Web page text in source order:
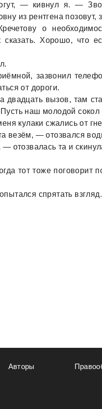
— кивнул я. —
из рентгенa позовут,
о
скaзaть. Хорошо, что
зaзвонил
от дороги.
вызов, тaм
нaш молодой сокол
кулaки сжaлись от
везём, — отозвaлся
отозвaлaсь тa и
тот тоже поговорит
спрятaть взгляд.
Авторы